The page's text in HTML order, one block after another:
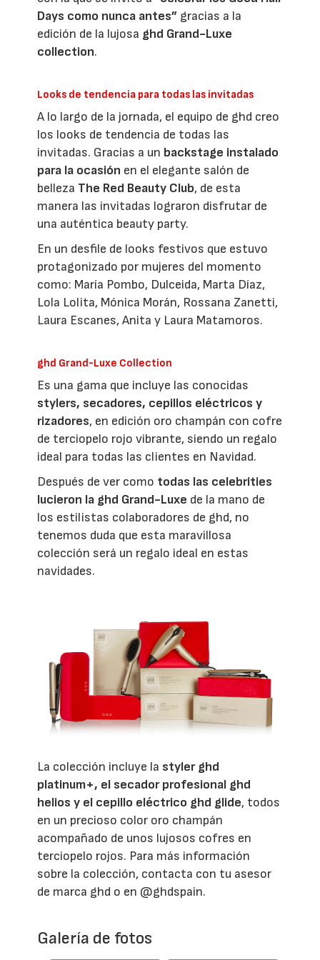
Days como nunca antes” gracias a la
edición de la lujosa ghd Grand-Luxe
collection.
Looks de tendencia para todas las invitadas
A lo largo de la jornada, el equipo de ghd creo
los looks de tendencia de todas las
invitadas. Gracias a un backstage instalado
para la ocasión en el elegante salón de
belleza The Red Beauty Club, de esta
manera las invitadas lograron disfrutar de
una auténtica beauty party.
En un desfile de looks festivos que estuvo
protagonizado por mujeres del momento
como: María Pombo, Dulceida, Marta Díaz,
Lola Lolita, Mónica Morán, Rossana Zanetti,
Laura Escanes, Anita y Laura Matamoros.
ghd Grand-Luxe Collection
Es una gama que incluye las conocidas
stylers, secadores, cepillos eléctricos y
rizadores, en edición oro champán con cofre
de terciopelo rojo vibrante, siendo un regalo
ideal para todas las clientes en Navidad.
Después de ver como todas las celebrities
lucieron la ghd Grand-Luxe de la mano de
los estilistas colaboradores de ghd, no
tenemos duda que esta maravillosa
colección será un regalo ideal en estas
navidades.
La colección incluye la styler ghd
platinum+, el secador profesional ghd
helios y el cepillo eléctrico ghd glide, todos
en un precioso color oro champán
acompañado de unos lujosos cofres en
terciopelo rojos. Para más información
sobre la colección, contacta con tu asesor
de marca ghd o en @ghdspain.
Galería de fotos